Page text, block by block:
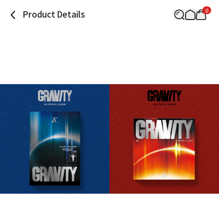
Product Details 0